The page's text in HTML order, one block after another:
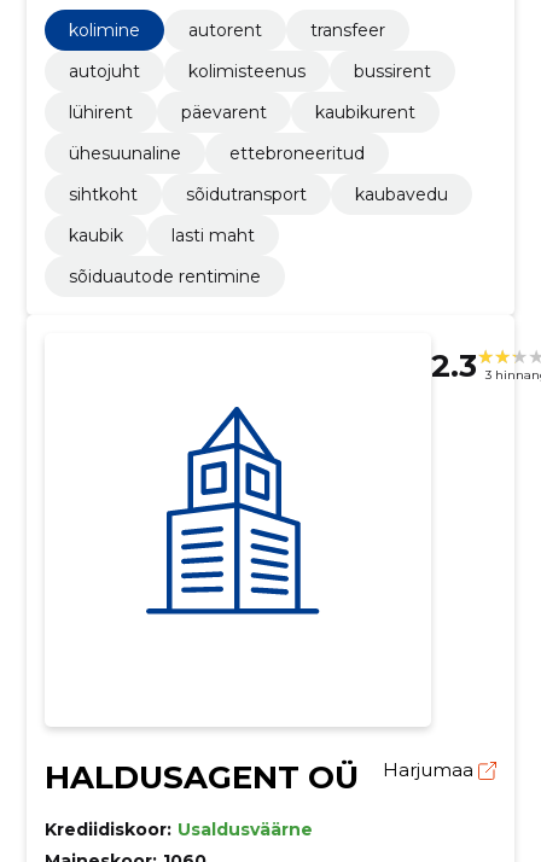
kolimine
autorent
transfeer
autojuht
kolimisteenus
bussirent
lühirent
päevarent
kaubikurent
ühesuunaline
ettebroneeritud
sihtkoht
sõidutransport
kaubavedu
kaubik
lasti maht
sõiduautode rentimine
2.3 3
HALDUSAGENT OÜ Harjumaa
Krediidiskoor: Usaldusväärne